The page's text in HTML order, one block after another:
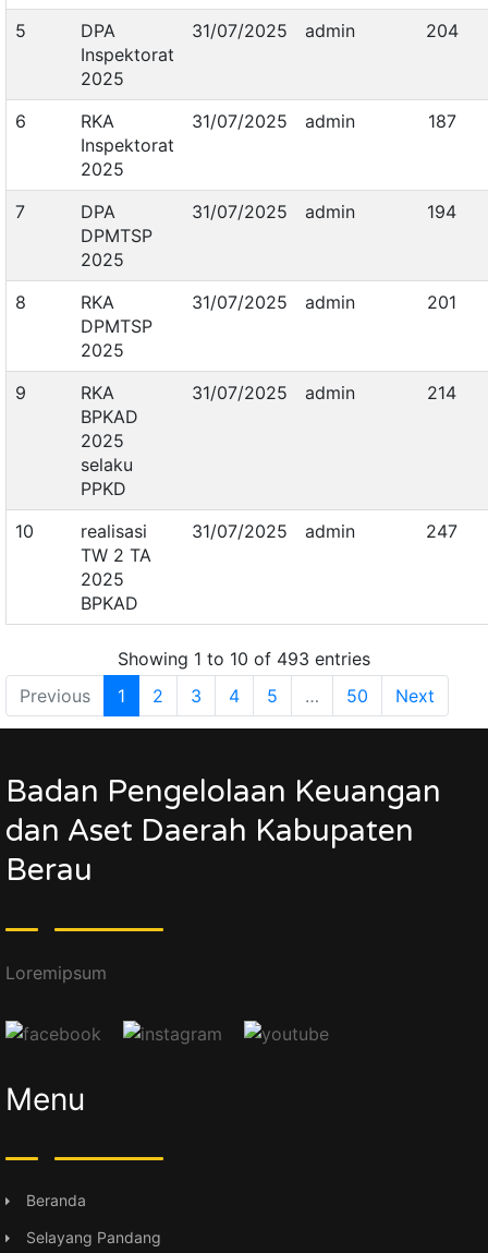
5
DPA
Inspektorat
2025
31/07/2025 admin 204
6
RKA
Inspektorat
2025
31/07/2025 admin 187
7
DPA
DPMTSP
2025
31/07/2025 admin 194
8
RKA
DPMTSP
2025
31/07/2025 admin 201
9
RKA
BPKAD
2025
selaku
PPKD
31/07/2025 admin 214
10
realisasi
TW 2 TA
2025
BPKAD
31/07/2025 admin 247
Showing 1 to 10 of 493 entries
Previous
1 2 3 4 5 … 50 Next
Badan Pengelolaan Keuangan
dan Aset Daerah Kabupaten
Berau
Loremipsum
Menu
Beranda
Selayang Pandang